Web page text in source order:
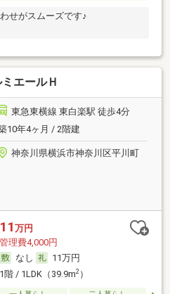
せがスムーズです♪
エールＨ
東急東横線 東白楽駅 徒歩4分
10年4ヶ月 / 2階建
神奈川県横浜市神奈川区平川町
11 万円
管理費4,000円
なし
11万円
1階 / 1LDK（39.9m2）